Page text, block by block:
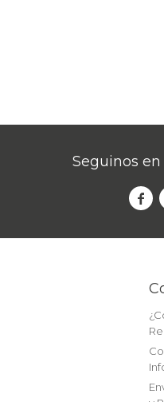
Seguinos
